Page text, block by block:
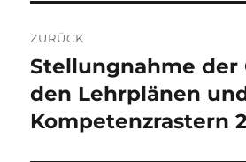
ZURÜCK
Vorheriger
Beitrag:
Stellungnahme der
den Lehrplänen
Kompetenzrastern